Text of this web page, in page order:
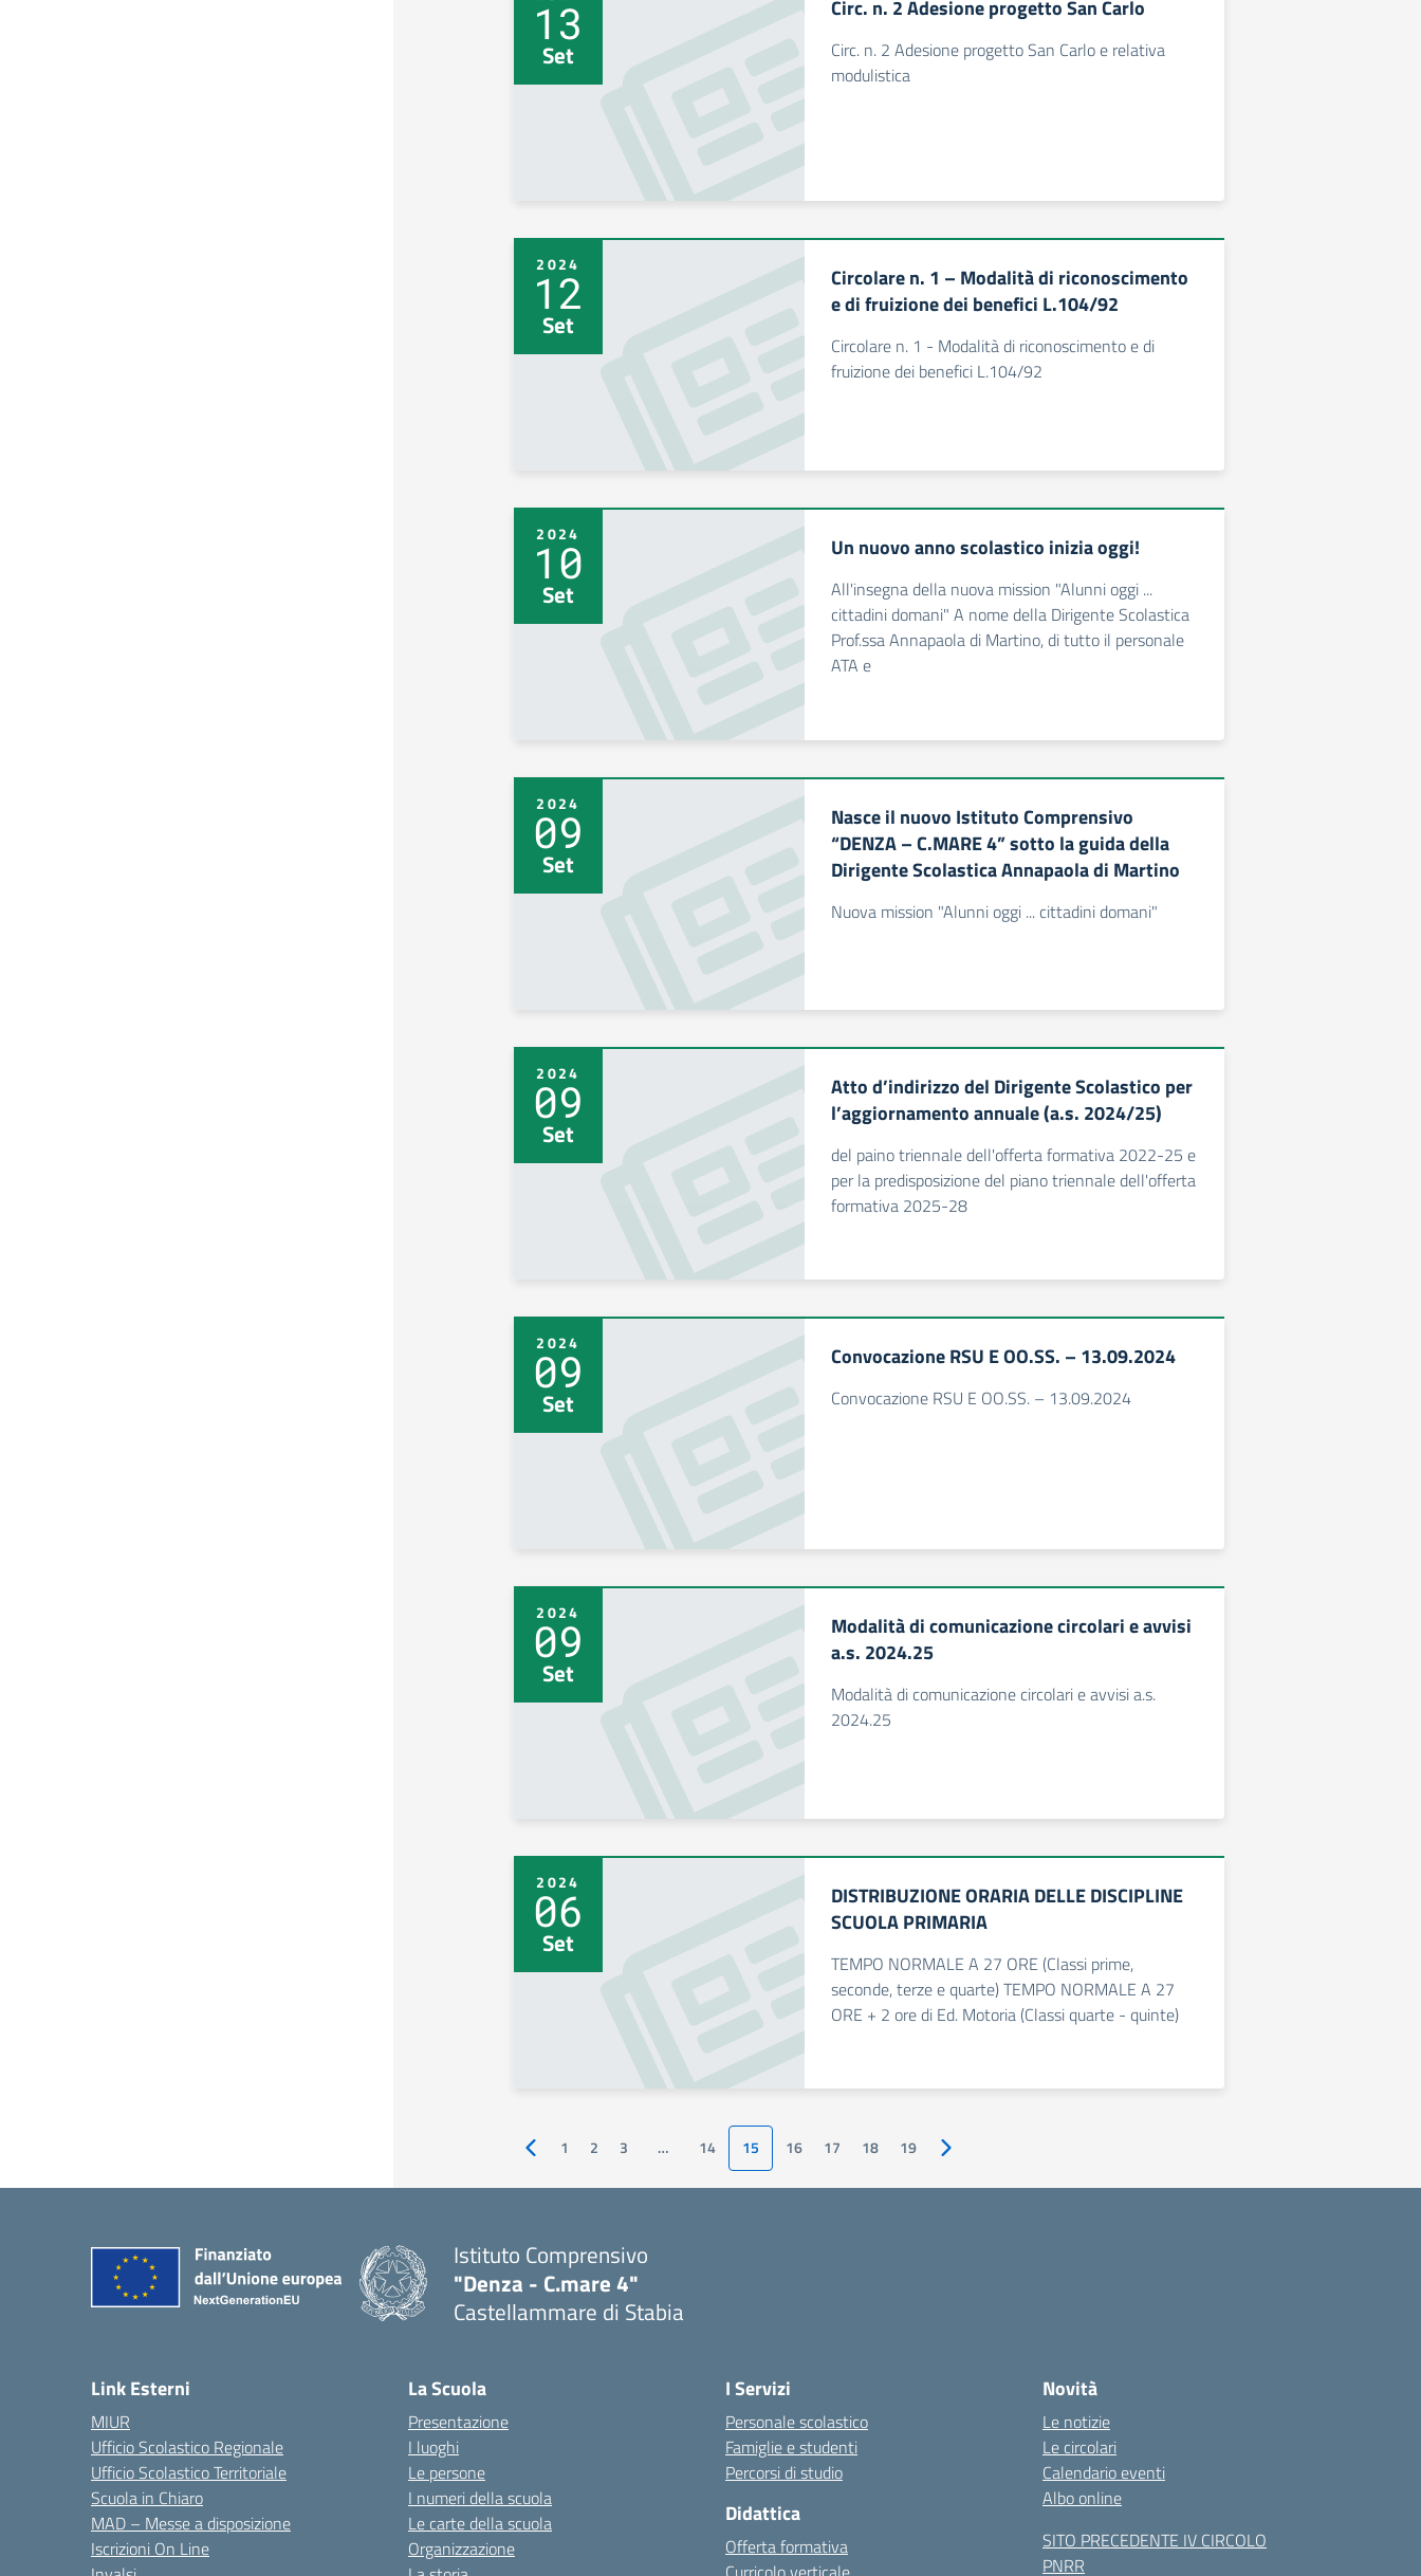
13
Set
Circ. n. 2 Adesione progetto San Carlo
Circ. n. 2 Adesione progetto San Carlo e relativa
modulistica
2024
12
Set
Circolare n. 1 – Modalità di riconoscimento
e di fruizione dei benefici L.104/92
Circolare n. 1 - Modalità di riconoscimento e di
fruizione dei benefici L.104/92
2024
10
Set
Un nuovo anno scolastico inizia oggi!
All'insegna della nuova mission "Alunni oggi ...
cittadini domani" A nome della Dirigente Scolastica
Prof.ssa Annapaola di Martino, di tutto il personale
ATA e
2024
09
Set
Nasce il nuovo Istituto Comprensivo
“DENZA – C.MARE 4” sotto la guida della
Dirigente Scolastica Annapaola di Martino
Nuova mission "Alunni oggi ... cittadini domani"
2024
09
Set
Atto d’indirizzo del Dirigente Scolastico per
l’aggiornamento annuale (a.s. 2024/25)
del paino triennale dell'offerta formativa 2022-25 e
per la predisposizione del piano triennale dell'offerta
formativa 2025-28
2024
09
Set
Convocazione RSU E OO.SS. – 13.09.2024
Convocazione RSU E OO.SS. – 13.09.2024
2024
09
Set
Modalità di comunicazione circolari e avvisi
a.s. 2024.25
Modalità di comunicazione circolari e avvisi a.s.
2024.25
2024
06
Set
DISTRIBUZIONE ORARIA DELLE DISCIPLINE
SCUOLA PRIMARIA
TEMPO NORMALE A 27 ORE (Classi prime,
seconde, terze e quarte) TEMPO NORMALE A 27
ORE + 2 ore di Ed. Motoria (Classi quarte - quinte)
Pagina precedente
1 2 3 … 14 15 16 17 18 19 Pagina successiva
Istituto Comprensivo
"Denza - C.mare 4"
Castellammare di Stabia
Link Esterni
MIUR
Ufficio Scolastico Regionale
Ufficio Scolastico Territoriale
Scuola in Chiaro
MAD – Messe a disposizione
Iscrizioni On Line
La Scuola
Presentazione
I luoghi
Le persone
I numeri della scuola
Le carte della scuola
Organizzazione
I Servizi
Personale scolastico
Famiglie e studenti
Percorsi di studio
Didattica
Offerta formativa
Novità
Le notizie
Le circolari
Calendario eventi
Albo online
SITO PRECEDENTE IV CIRCOLO
PNRR